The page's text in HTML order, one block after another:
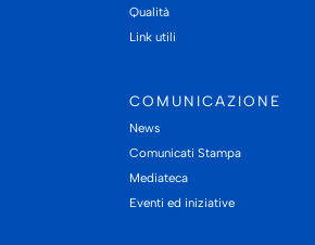
Qualità
Link utili
COMUNICAZIONE
News
Comunicati Stampa
Mediateca
Eventi ed iniziative